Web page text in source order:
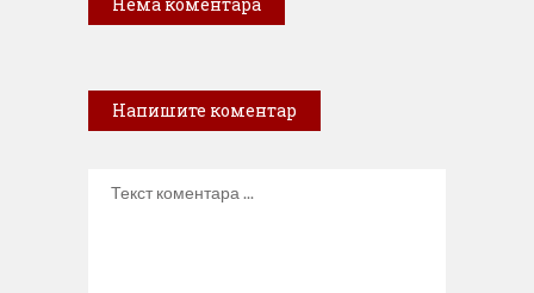
Напишите коментар